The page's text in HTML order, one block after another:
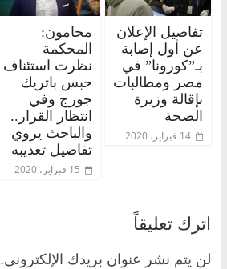
تفاصيل الإعلان
عن أول إصابة
بـ”كورونا” في
مصر ومطالبات
بإقالة وزيرة
الصحة
14 فبراير، 2020
محامون:
المحكمة
نظرت استئناف
حبس باتريك
جورج وفي
انتظار القرار..
والباحث يروي
تفاصيل تعذيبه
15 فبراير، 2020
اترك تعليقاً
لن يتم نشر عنوان بريدك الإلكتروني.